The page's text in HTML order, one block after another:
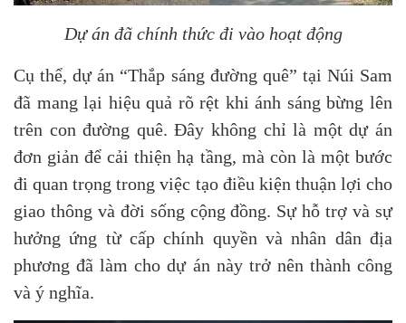
Dự án đã chính thức đi vào hoạt động
Cụ thể, dự án “Thắp sáng đường quê” tại Núi Sam
đã mang lại hiệu quả rõ rệt khi ánh sáng bừng lên
trên con đường quê. Đây không chỉ là một dự án
đơn giản để cải thiện hạ tầng, mà còn là một bước
đi quan trọng trong việc tạo điều kiện thuận lợi cho
giao thông và đời sống cộng đồng. Sự hỗ trợ và sự
hưởng ứng từ cấp chính quyền và nhân dân địa
phương đã làm cho dự án này trở nên thành công
và ý nghĩa.